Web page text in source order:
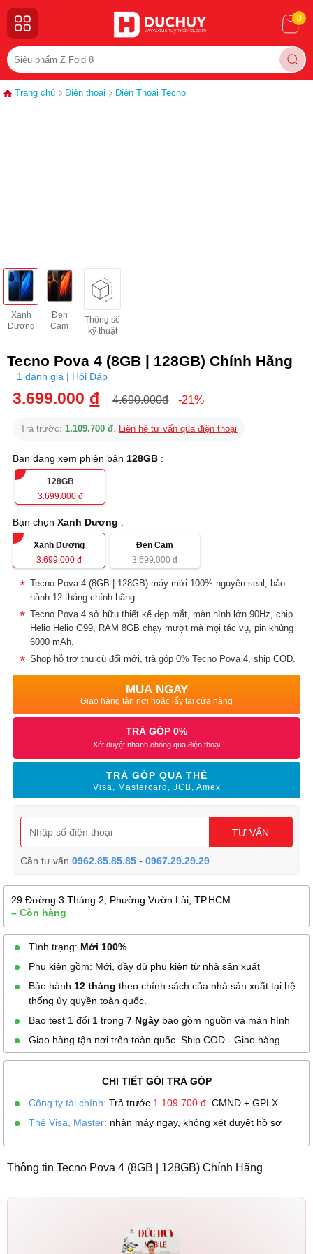
0
Trang chủ Điện thoại Điện Thoại Tecno
Xanh
Dương
Đen
Cam
Thông số
kỹ thuật
Tecno Pova 4 (8GB | 128GB) Chính Hãng
1 đánh giá | Hỏi Đáp
3.699.000 đ 4.690.000đ -21%
Trả trước:1.109.700 đ. Liên hệ tư vấn qua điện thoại
Bạn đang xem phiên bản 128GB :
128GB
3.699.000đ
Bạn chọnXanh Dương :
Xanh Dương
3.699.000 đ
Đen Cam
3.699.000 đ
Tecno Pova 4 (8GB | 128GB) máy mới 100% nguyên seal, bảo
hành 12 tháng chính hãng
Tecno Pova 4 sở hữu thiết kế đẹp mắt, màn hình lớn 90Hz, chip
Helio Helio G99, RAM 8GB chạy mượt mà mọi tác vụ, pin khủng
6000 mAh.
Shop hỗ trợ thu cũ đổi mới, trả góp 0% Tecno Pova 4, ship COD.
MUA NGAY
Giao hàng tận nơi hoặc lấy tại cửa hàng
TRẢ GÓP 0%
Xét duyệt nhanh chóng qua điện thoại
TRẢ GÓP QUA THẺ
Visa, Mastercard, JCB, Amex
TƯ VẤN
Cần tư vấn0962.85.85.85 -0967.29.29.29
29 Đường 3 Tháng 2, Phường Vườn Lài, TP.HCM
– Còn hàng
Tình trạng: Mới 100%
Phụ kiện gồm: Mới, đầy đủ phụ kiện từ nhà sản xuất
Bảo hành 12 tháng theo chính sách của nhà sản xuất tại hệ
thống ủy quyền toàn quốc.
Bao test 1 đổi 1 trong 7 Ngày bao gồm nguồn và màn hình
Giao hàng tận nơi trên toàn quốc. Ship COD - Giao hàng
CHI TIẾT GÓI TRẢ GÓP
Công ty tài chính: Trả trước 1.109.700 đ . CMND + GPLX
Thẻ Visa, Master: nhận máy ngay, không xét duyệt hồ sơ
Thông tin Tecno Pova 4 (8GB | 128GB) Chính Hãng